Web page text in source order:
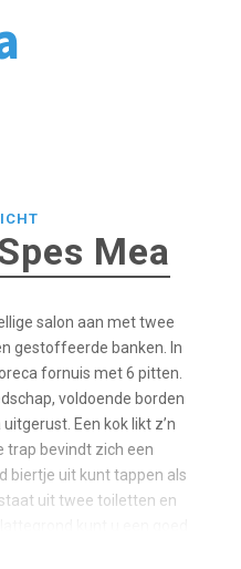
Mea
salon aan met twee
gestoffeerde banken. In
fornuis met 6 pitten.
voldoende borden
Een kok likt z’n
trap bevindt zich een
biertje uit kunt tappen als
uit twee toiletten en